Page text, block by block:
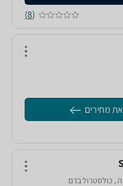
(8)
מחירים
, כולסטרול בדם‏